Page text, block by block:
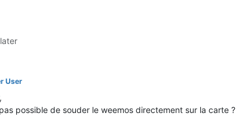
User
possible de souder le weemos directement sur la carte ?